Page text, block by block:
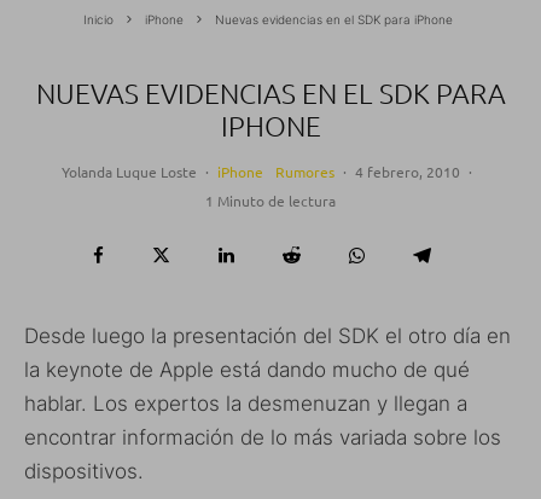
Inicio iPhone Nuevas evidencias en el SDK para iPhone
NUEVAS EVIDENCIAS EN EL SDK PARA
IPHONE
Yolanda Luque Loste · iPhone Rumores · 4 febrero, 2010 ·
1 Minuto de lectura
Desde luego la presentación del SDK el otro día en
la keynote de Apple está dando mucho de qué
hablar. Los expertos la desmenuzan y llegan a
encontrar información de lo más variada sobre los
dispositivos.